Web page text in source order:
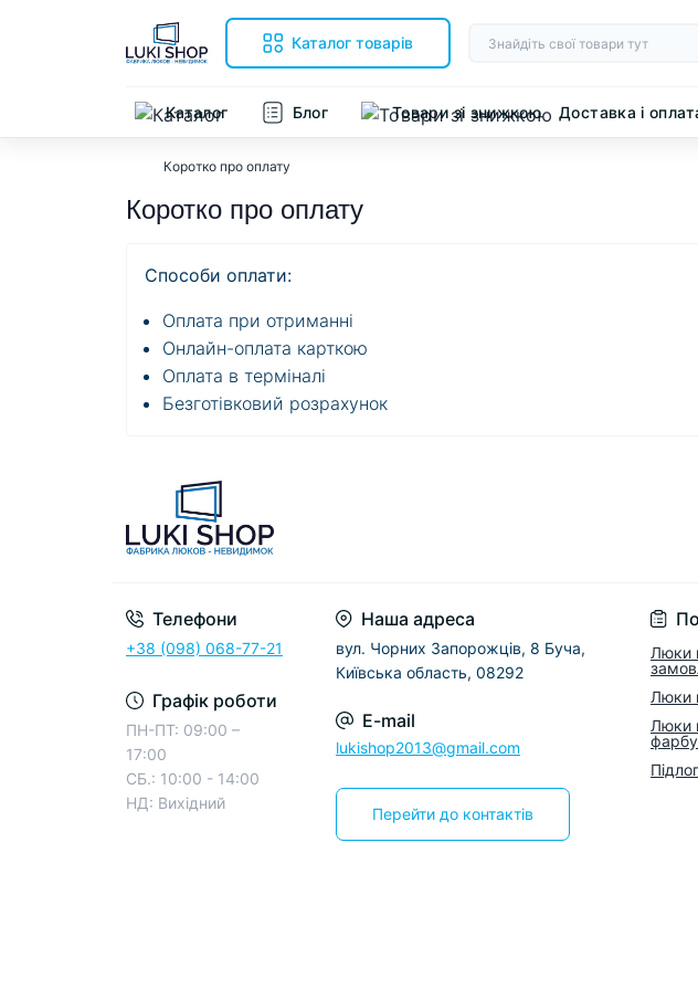
Каталог товарів
Каталог Блог Товари зі знижкою Доставка і
Коротко про оплату
Коротко про оплату
Способи оплати:
Оплата при отриманні
Онлайн-оплата карткою
Оплата в терміналі
Безготівковий розрахунок
Телефони
+38 (098) 068-77-21
Графік роботи
ПН-ПТ: 09:00 –
17:00
СБ.: 10:00 - 14:00
НД: Вихідний
Наша адреса
вул. Чорних Запорожців, 8 Буча,
Київська область, 08292
E-mail
lukishop2013@gmail.com
Перейти до контактів
Люки
Люки
Люки